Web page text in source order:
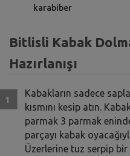
karabiber
Bitlisli Kabak
Hazırlanışı
Kabakların sadece
kısmını kesip atın.
parmak 3 parmak
parçayı kabak
Üzerlerine tuz serpip